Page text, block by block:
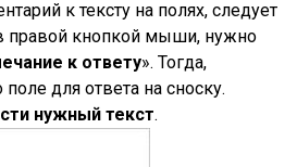
к тексту на полях, следует
правой кнопкой мыши, нужно
к ответу». Тогда,
для ответа на сноску.
нужный текст.